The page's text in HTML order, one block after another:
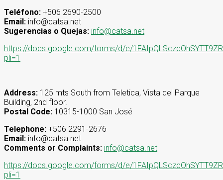
Teléfono: +506 2690-2500
Email: info@catsa.net
Sugerencias o Quejas: info@catsa.net
https://docs.google.com/forms/d/e/
pli=1
Address: 125 mts South from Teletica, Vista del Parque
Building, 2nd floor.
Postal Code: 10315-1000 San José
Telephone: +506 2291-2676
Email: info@catsa.net
Comments or Complaints: info@catsa.net
https://docs.google.com/forms/d/e/
pli=1